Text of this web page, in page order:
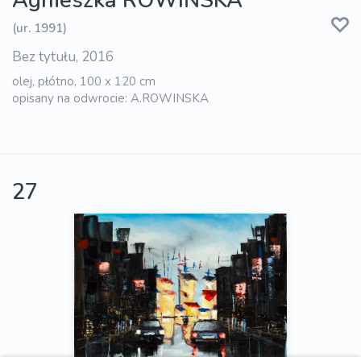
(ur. 1991)
Bez tytułu, 2016
olej, płótno, 100 x 120 cm
opisany na odwrocie: A.ROWINSKA
27